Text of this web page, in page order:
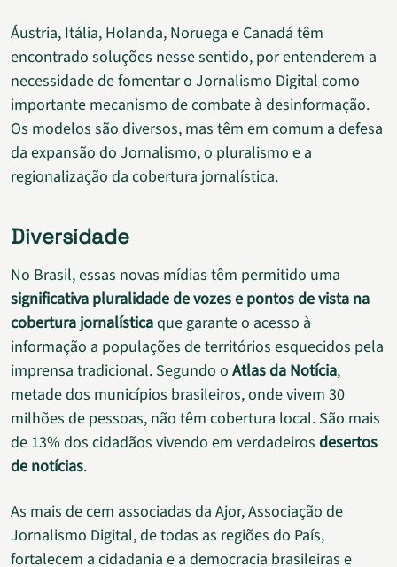
Áustria, Itália, Holanda, Noruega e Canadá têm
encontrado soluções nesse sentido, por entenderem a
necessidade de fomentar o Jornalismo Digital como
importante mecanismo de combate à desinformação.
Os modelos são diversos, mas têm em comum a defesa
da expansão do Jornalismo, o pluralismo e a
regionalização da cobertura jornalística.
Diversidade
No Brasil, essas novas mídias têm permitido uma
significativa pluralidade de vozes e pontos de vista na
cobertura jornalísticaque garante o acesso à
informação a populações de territórios esquecidos pela
imprensa tradicional. Segundo o Atlas da Notícia,
metade dos municípios brasileiros, onde vivem 30
milhões de pessoas, não têm cobertura local. São mais
de 13% dos cidadãos vivendo em verdadeiros desertos
de notícias.
As mais de cem associadas da Ajor, Associação de
Jornalismo Digital, de todas as regiões do País,
fortalecem a cidadania e a democracia brasileiras e